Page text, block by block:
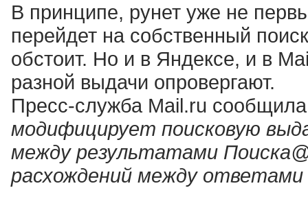
В принципе, рунет уже не
перейдет на собственный
обстоит. Но и в Яндексе, и в
разной выдачи опровергают.
Пресс-служба Mail.ru
модифицирует поисковую
между результатами
расхождений между ответами